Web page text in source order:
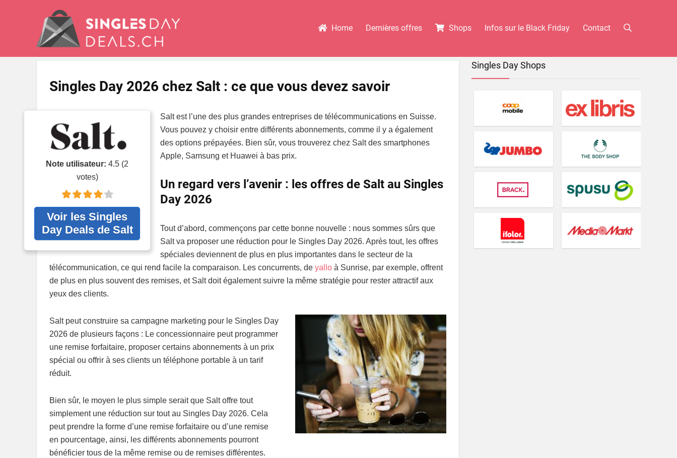
Home Dernières offres Shops Infos sur le Black Friday Contact
Singles Day 2026 chez Salt : ce que vous devez savoir
Note utilisateur: 4.5 (2
votes)
Voir les Singles
Day Deals de Salt
Salt est l’une des plus grandes entreprises de télécommunications en Suisse.
Vous pouvez y choisir entre différents abonnements, comme il y a également
des options prépayées. Bien sûr, vous trouverez chez Salt des smartphones
Apple, Samsung et Huawei à bas prix.
Un regard vers l’avenir : les offres de Salt au Singles
Day 2026
Tout d’abord, commençons par cette bonne nouvelle : nous sommes sûrs que
Salt va proposer une réduction pour le Singles Day 2026. Après tout, les offres
spéciales deviennent de plus en plus importantes dans le secteur de la
télécommunication, ce qui rend facile la comparaison. Les concurrents, de yallo à Sunrise, par exemple, offrent
de plus en plus souvent des remises, et Salt doit également suivre la même stratégie pour rester attractif aux
yeux des clients.
Salt peut construire sa campagne marketing pour le Singles Day
2026 de plusieurs façons : Le concessionnaire peut programmer
une remise forfaitaire, proposer certains abonnements à un prix
spécial ou offrir à ses clients un téléphone portable à un tarif
réduit.
Bien sûr, le moyen le plus simple serait que Salt offre tout
simplement une réduction sur tout au Singles Day 2026. Cela
peut prendre la forme d’une remise forfaitaire ou d’une remise
en pourcentage, ainsi, les différents abonnements pourront
bénéficier tous de la même remise ou de remises différentes.
Singles Day Shops